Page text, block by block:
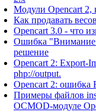
Модули Opencart 2,
Как продавать
Opencart 3.0 - что
Ошибка
решение
Opencart 2: Export-
php://output.
Opencart 2: ошибка
Примеры файлов
OCMOD-модуле